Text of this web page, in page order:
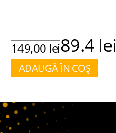
149,00 lei89.4 lei
ADAUGĂ ÎN COȘ